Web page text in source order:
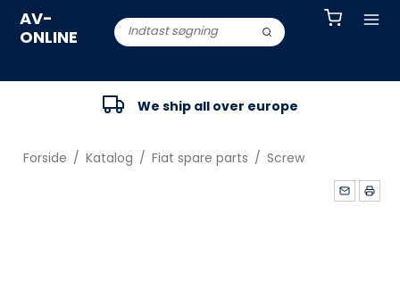
AV-
ONLINE
We ship all over europe
Forside / Katalog / Fiat spare parts / Screw